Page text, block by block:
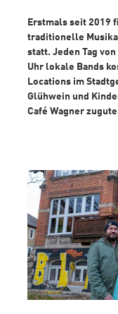
Erstmals seit 2019
traditionelle
statt. Jeden Tag
Uhr lokale Bands
Locations im
Glühwein und
Café Wagner